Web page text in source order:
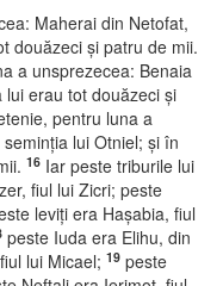
Maherai din Netofat,
douăzeci şi patru de mii.
a unsprezecea: Benaia
erau tot douăzeci şi
pentru luna a
lui Otniel; şi în
16 Iar peste triburile lui
fiul lui Zicri; peste
leviţi era Haşabia, fiul
peste Iuda era Elihu, din
lui Micael; 19 peste